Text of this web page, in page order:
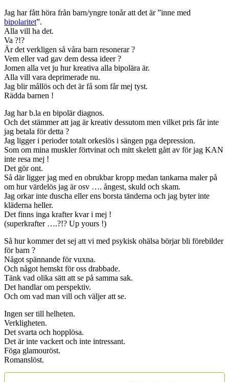
Jag har fått höra från barn/yngre tonår att det är ”inne med
bipolaritet”.
Alla vill ha det.
Va ?!?
Är det verkligen så våra barn resonerar ?
Vem eller vad gav dem dessa ideer ?
Jomen alla vet ju hur kreativa alla bipolära är.
Alla vill vara deprimerade nu.
Jag blir mållös och det är få som får mej tyst.
Rädda barnen !
Jag har b.la en bipolär diagnos.
Och det stämmer att jag är kreativ dessutom men vilket pris får inte
jag betala för detta ?
Jag ligger i perioder totalt orkeslös i sängen pga depression.
Som om mina muskler förtvinat och mitt skelett gått av för jag KAN
inte resa mej !
Det gör ont.
Så där ligger jag med en obrukbar kropp medan tankarna maler på
om hur värdelös jag är osv …. ångest, skuld och skam.
Jag orkar inte duscha eller ens borsta tänderna och jag byter inte
kläderna heller.
Det finns inga krafter kvar i mej !
(superkrafter ….?!? Up yours !)
Så hur kommer det sej att vi med psykisk ohälsa börjar bli förebilder
för barn ?
Något spännande för vuxna.
Och något hemskt för oss drabbade.
Tänk vad olika sätt att se på samma sak.
Det handlar om perspektiv.
Och om vad man vill och väljer att se.
Ingen ser till helheten.
Verkligheten.
Det svarta och hopplösa.
Det är inte vackert och inte intressant.
Föga glamouröst.
Romanslöst.